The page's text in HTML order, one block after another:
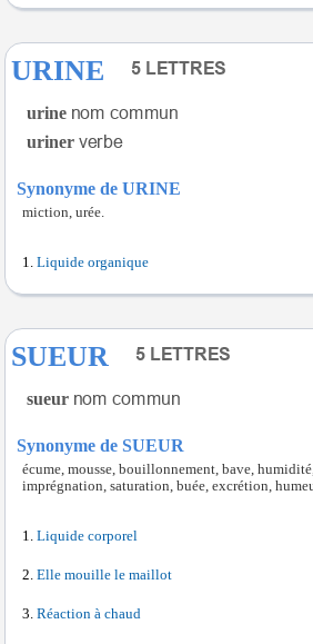
URINE
urine
uriner
Synonyme de URINE
miction, urée.
Liquide organique
SUEUR
sueur
Synonyme de SUEUR
écume, mousse, bouillonnement, bave,
imprégnation, saturation, buée, excrétion,
Liquide corporel
Elle mouille le maillot
Réaction à chaud